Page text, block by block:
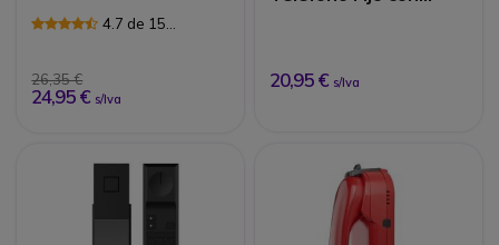
4.7 de 15
26,35 €
24,95 € s/Iva
20,95 € s/Iva